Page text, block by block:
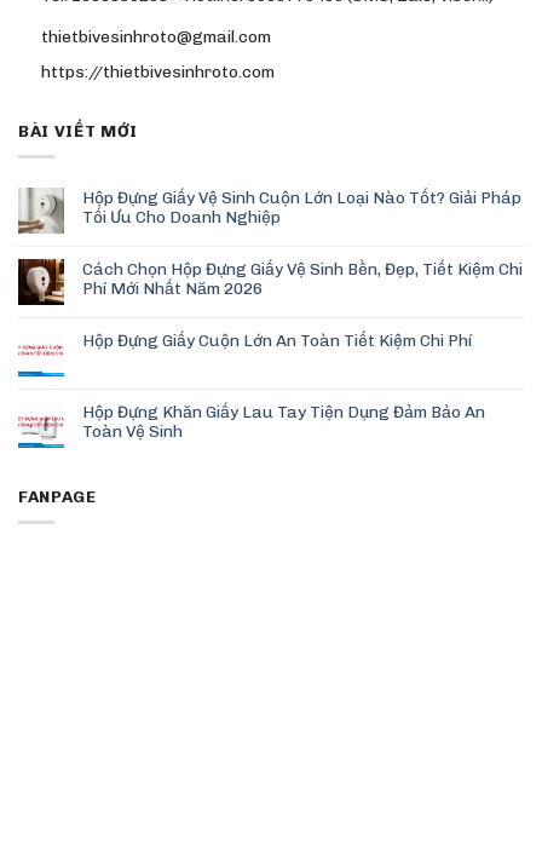
thietbivesinhroto@gmail.com
https://thietbivesinhroto.com
BÀI VIẾT MỚI
Hộp Đựng Giấy Vệ Sinh Cuộn Lớn Loại Nào Tốt? Giải Pháp
Tối Ưu Cho Doanh Nghiệp
Cách Chọn Hộp Đựng Giấy Vệ Sinh Bền, Đẹp, Tiết Kiệm Chi
Phí Mới Nhất Năm 2026
Hộp Đựng Giấy Cuộn Lớn An Toàn Tiết Kiệm Chi Phí
Hộp Đựng Khăn Giấy Lau Tay Tiện Dụng Đảm Bảo An
Toàn Vệ Sinh
FANPAGE